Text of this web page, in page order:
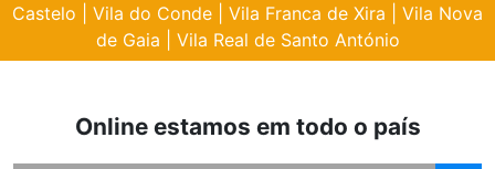
Castelo
Vila do Conde Vila Franca de Xira
Vila Nova
de Gaia
Vila Real de Santo António
Online estamos em todo o país